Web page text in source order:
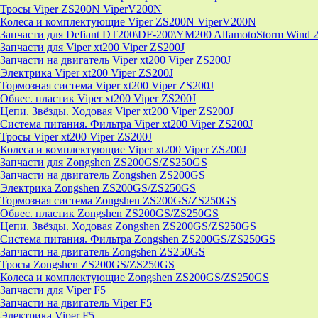
Тросы Viper ZS200N ViperV200N
Колеса и комплектующие Viper ZS200N ViperV200N
Запчасти для Defiant DT200\DF-200\YM200 AlfamotoStorm Wind
Запчасти для Viper xt200 Viper ZS200J
Запчасти на двигатель Viper xt200 Viper ZS200J
Электрика Viper xt200 Viper ZS200J
Тормозная система Viper xt200 Viper ZS200J
Обвес. пластик Viper xt200 Viper ZS200J
Цепи. Звёзды. Ходовая Viper xt200 Viper ZS200J
Система питания. Фильтра Viper xt200 Viper ZS200J
Тросы Viper xt200 Viper ZS200J
Колеса и комплектующие Viper xt200 Viper ZS200J
Запчасти для Zongshen ZS200GS/ZS250GS
Запчасти на двигатель Zongshen ZS200GS
Электрика Zongshen ZS200GS/ZS250GS
Тормозная система Zongshen ZS200GS/ZS250GS
Обвес. пластик Zongshen ZS200GS/ZS250GS
Цепи. Звёзды. Ходовая Zongshen ZS200GS/ZS250GS
Система питания. Фильтра Zongshen ZS200GS/ZS250GS
Запчасти на двигатель Zongshen ZS250GS
Тросы Zongshen ZS200GS/ZS250GS
Колеса и комплектующие Zongshen ZS200GS/ZS250GS
Запчасти для Viper F5
Запчасти на двигатель Viper F5